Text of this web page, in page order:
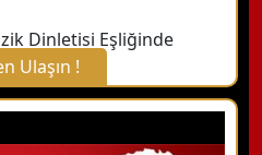
Dinletisi Eşliğinde
Ulaşın !